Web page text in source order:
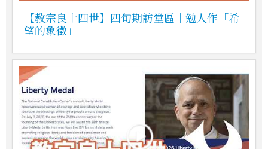
【教宗良十四世】四旬期訪堂區｜勉人作「希
望的象徵」